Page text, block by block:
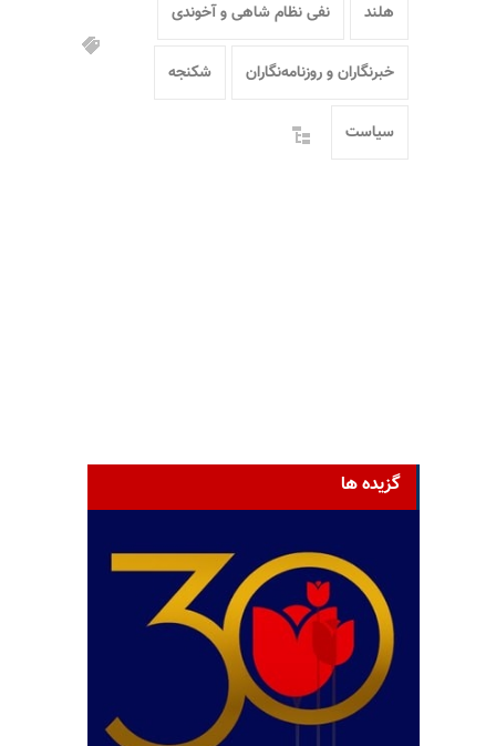
هلند نفی نظام شاهی و آخوندی
خبرنگاران و روزنامه‌نگاران شکنجه
سیاست
گزیده ها